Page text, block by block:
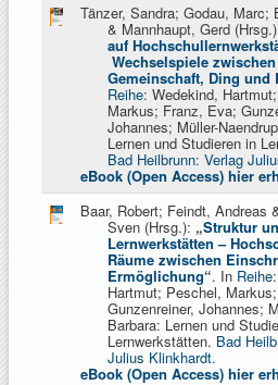
Tänzer, Sandra; Godau, Marc;
& Mannhaupt, Gerd
auf
Wechselspiele
Gemeinschaft, Ding und
Reihe: Wedekind,
Markus; Franz, Eva;
Johannes; Müller-
Lernen und Studieren in
Bad Heilbrunn: Verlag
eBook (Open Access) hier
Baar, Robert; Feindt, Andreas
Sven (Hrsg.): „Struktur
Lernwerkstätten–
Räume zwischen
Ermöglichung“. In Reihe
Hartmut; Peschel,
Gunzenreiner, Johannes;
Barbara: Lernen und
Lernwerkstätten. Bad
Julius Klinkhardt.
eBook (Open Access) hier